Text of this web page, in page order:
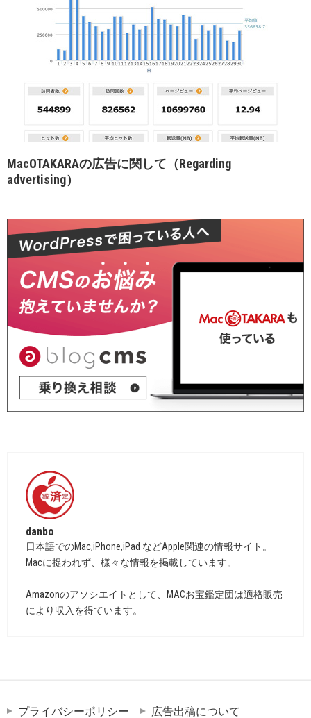
MacOTAKARAの広告に関して（Regarding
advertising）
danbo
日本語でのMac,iPhone,iPad などApple関連の情報サイト。
Macに捉われず、様々な情報を掲載しています。
Amazonのアソシエイトとして、MACお宝鑑定団は適格販売
により収入を得ています。
プライバシーポリシー 広告出稿について